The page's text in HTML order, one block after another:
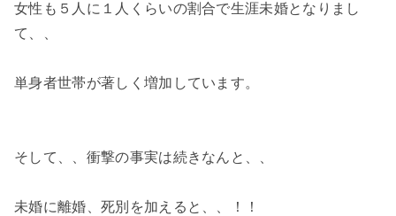
女性も５人に１人くらいの割合で生涯未婚となりまし
て、、
単身者世帯が著しく増加しています。
そして、、衝撃の事実は続きなんと、、
未婚に離婚、死別を加えると、、！！